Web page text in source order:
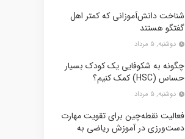
شناخت دانش‌آموزانی که کمتر اهل
گفتگو هستند
دوشنبه, ۵ مرداد
چگونه به شکوفایی یک کودک بسیار
حساس (HSC) کمک کنیم؟
دوشنبه, ۵ مرداد
فعالیت نقطه‌چین برای تقویت مهارت
دست‌ورزی در آموزش ریاضی به